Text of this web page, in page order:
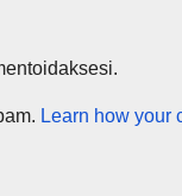
Learn how your